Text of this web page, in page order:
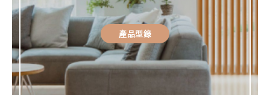
產品型錄